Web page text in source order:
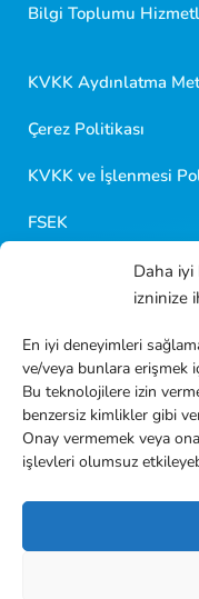
Daha
izninize
En iyi deneyimleri
ve/veya bunlara erişmek
Bu teknolojilere izin
benzersiz kimlikler gibi
Onay vermemek veya
işlevleri olumsuz
Bilgi Toplumu
KVKK Aydınlatma
Çerez Politikası
KVKK ve İşlenmesi
FSEK
Blog İçerikleri
Sıkça Sorulan Sorular
İletişim
Kısa sorular